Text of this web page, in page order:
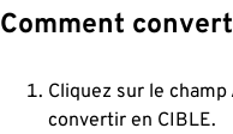
Comment
Cliquez sur le
convertir en CIBLE.